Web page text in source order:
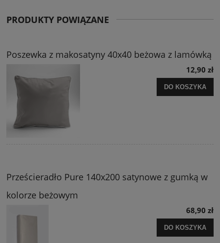
PRODUKTY POWIĄZANE
Poszewka z makosatyny 40x40 beżowa z lamówką
12,90 zł
DO KOSZYKA
Prześcieradło Pure 140x200 satynowe z gumką w
kolorze beżowym
68,90 zł
DO KOSZYKA